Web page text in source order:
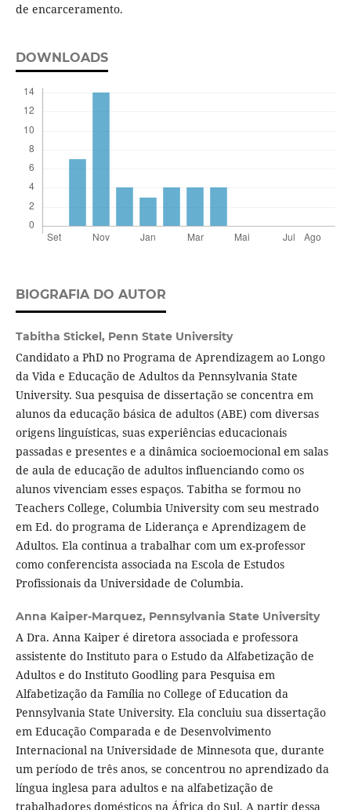
de encarceramento.
DOWNLOADS
BIOGRAFIA DO AUTOR
Tabitha Stickel, Penn State University
Candidato a PhD no Programa de Aprendizagem ao Longo
da Vida e Educação de Adultos da Pennsylvania State
University. Sua pesquisa de dissertação se concentra em
alunos da educação básica de adultos (ABE) com diversas
origens linguísticas, suas experiências educacionais
passadas e presentes e a dinâmica socioemocional em salas
de aula de educação de adultos influenciando como os
alunos vivenciam esses espaços. Tabitha se formou no
Teachers College, Columbia University com seu mestrado
em Ed. do programa de Liderança e Aprendizagem de
Adultos. Ela continua a trabalhar com um ex-professor
como conferencista associada na Escola de Estudos
Profissionais da Universidade de Columbia.
Anna Kaiper-Marquez, Pennsylvania State University
A Dra. Anna Kaiper é diretora associada e professora
assistente do Instituto para o Estudo da Alfabetização de
Adultos e do Instituto Goodling para Pesquisa em
Alfabetização da Família no College of Education da
Pennsylvania State University. Ela concluiu sua dissertação
em Educação Comparada e de Desenvolvimento
Internacional na Universidade de Minnesota que, durante
um período de três anos, se concentrou no aprendizado da
língua inglesa para adultos e na alfabetização de
trabalhadores domésticos na África do Sul. A partir dessa